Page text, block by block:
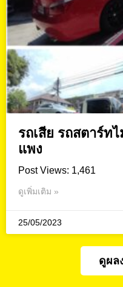
รถเสีย รถสตาร์ท
แพง
Post Views: 1,461
ดูเพิ่มเติม »
25/05/2023
ดูผล